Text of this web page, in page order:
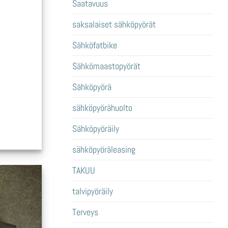
Saatavuus
saksalaiset sähköpyörät
Sähköfatbike
Sähkömaastopyörät
Sähköpyörä
sähköpyörähuolto
Sähköpyöräily
sähköpyöräleasing
TAKUU
talvipyöräily
Terveys